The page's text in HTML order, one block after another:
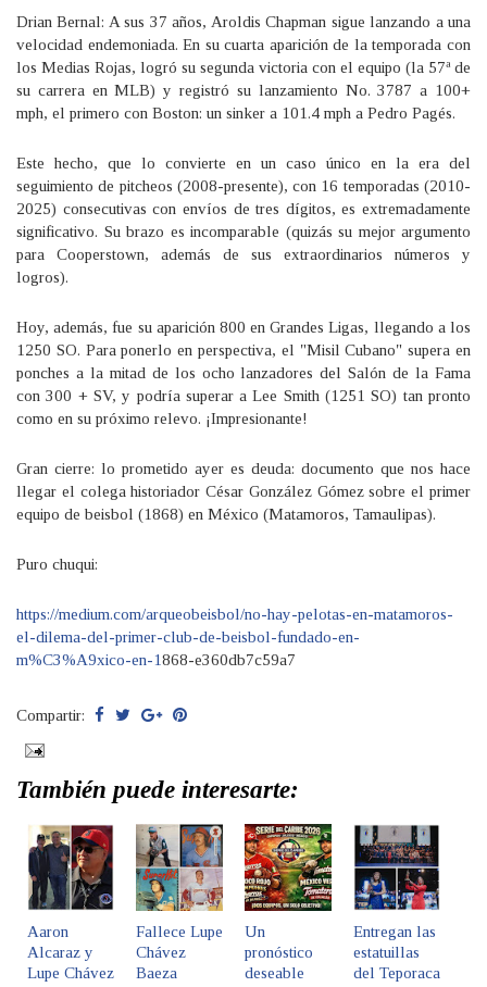
Drian Bernal: A sus 37 años, Aroldis Chapman sigue lanzando a una
velocidad endemoniada. En su cuarta aparición de la temporada con
los Medias Rojas, logró su segunda victoria con el equipo (la 57ª de
su carrera en MLB) y registró su lanzamiento No. 3787 a 100+
mph, el primero con Boston: un sinker a 101.4 mph a Pedro Pagés.
Este hecho, que lo convierte en un caso único en la era del
seguimiento de pitcheos (2008-presente), con 16 temporadas (2010-
2025) consecutivas con envíos de tres dígitos, es extremadamente
significativo. Su brazo es incomparable (quizás su mejor argumento
para Cooperstown, además de sus extraordinarios números y
logros).
Hoy, además, fue su aparición 800 en Grandes Ligas, llegando a los
1250 SO. Para ponerlo en perspectiva, el "Misil Cubano" supera en
ponches a la mitad de los ocho lanzadores del Salón de la Fama
con 300 + SV, y podría superar a Lee Smith (1251 SO) tan pronto
como en su próximo relevo. ¡Impresionante!
Gran cierre: lo prometido ayer es deuda: documento que nos hace
llegar el colega historiador César González Gómez sobre el primer
equipo de beisbol (1868) en México (Matamoros, Tamaulipas).
Puro chuqui:
https://medium.com/arqueobeisbol/no-hay-pelotas-en-matamoros-
el-dilema-del-primer-club-de-beisbol-fundado-en-
m%C3%A9xico-en-1868-e360db7c59a7
Compartir:
También puede interesarte:
Aaron
Alcaraz y
Lupe Chávez
Fallece Lupe
Chávez
Baeza
Un
pronóstico
deseable
Entregan las
estatuillas
del Teporaca